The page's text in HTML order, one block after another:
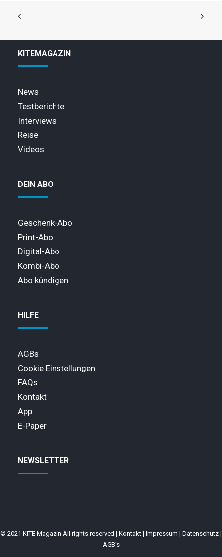
KITEMAGAZIN
News
Testberichte
Interviews
Reise
Videos
DEIN ABO
Geschenk-Abo
Print-Abo
Digital-Abo
Kombi-Abo
Abo kündigen
HILFE
AGBs
Cookie Einstellungen
FAQs
Kontakt
App
E-Paper
NEWSLETTER
© 2021 KITE Magazin All rights reserved | Kontakt | Impressum | Datenschutz |
AGB’s